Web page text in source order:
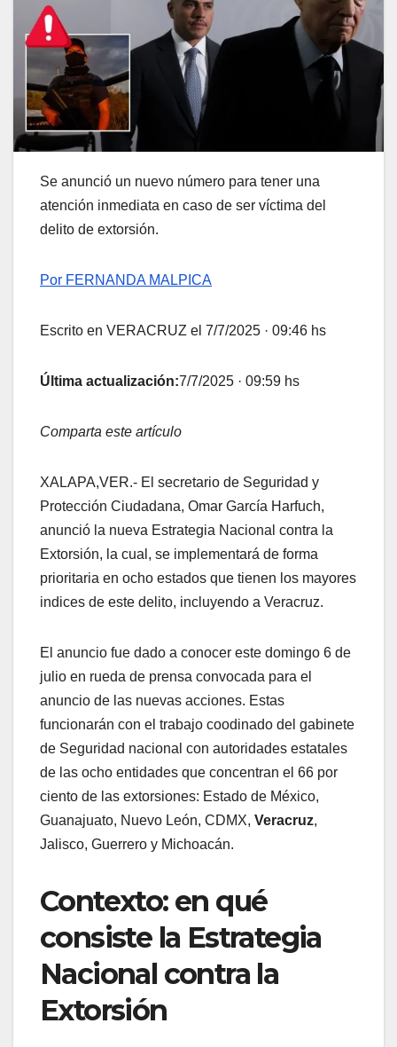
Se anunció un nuevo número para tener una
atención inmediata en caso de ser víctima del
delito de extorsión.
Por FERNANDA MALPICA
Escrito en VERACRUZ el 7/7/2025 · 09:46 hs
Última actualización:7/7/2025 · 09:59 hs
Comparta este artículo
XALAPA,VER.- El secretario de Seguridad y
Protección Ciudadana, Omar García Harfuch,
anunció la nueva Estrategia Nacional contra la
Extorsión, la cual, se implementará de forma
prioritaria en ocho estados que tienen los mayores
indices de este delito, incluyendo a Veracruz.
El anuncio fue dado a conocer este domingo 6 de
julio en rueda de prensa convocada para el
anuncio de las nuevas acciones. Estas
funcionarán con el trabajo coodinado del gabinete
de Seguridad nacional con autoridades estatales
de las ocho entidades que concentran el 66 por
ciento de las extorsiones: Estado de México,
Guanajuato, Nuevo León, CDMX, Veracruz,
Jalisco, Guerrero y Michoacán.
Contexto: en qué
consiste la Estrategia
Nacional contra la
Extorsión